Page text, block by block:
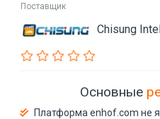
Поставщик
Chisung
Основные
Платформа enhof.com не